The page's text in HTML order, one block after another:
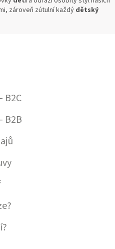
C
P
S
U
N
K zároveň zútulní každý dětský
B2C
B2B